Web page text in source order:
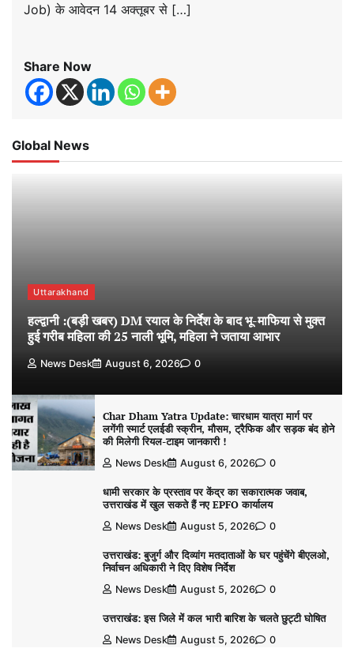
Job) के आवेदन 14 अक्तूबर से […]
Share Now
Global News
Uttarakhand
हल्द्वानी :(बड़ी खबर) DM रयाल के निर्देश के बाद भू-माफिया से मुक्त
हुई गरीब महिला की 25 नाली भूमि, महिला ने जताया आभार
News Desk August 6, 2026 0
Char Dham Yatra Update: चारधाम यात्रा मार्ग पर
लगेंगी स्मार्ट एलईडी स्क्रीन, मौसम, ट्रैफिक और सड़क बंद होने
की मिलेगी रियल-टाइम जानकारी !
News Desk August 6, 2026 0
धामी सरकार के प्रस्ताव पर केंद्र का सकारात्मक जवाब,
उत्तराखंड में खुल सकते हैं नए EPFO कार्यालय
News Desk August 5, 2026 0
उत्तराखंड: बुजुर्ग और दिव्यांग मतदाताओं के घर पहुंचेंगे बीएलओ,
निर्वाचन अधिकारी ने दिए विशेष निर्देश
News Desk August 5, 2026 0
उत्तराखंड: इस जिले में कल भारी बारिश के चलते छुट्टी घोषित
News Desk August 5, 2026 0